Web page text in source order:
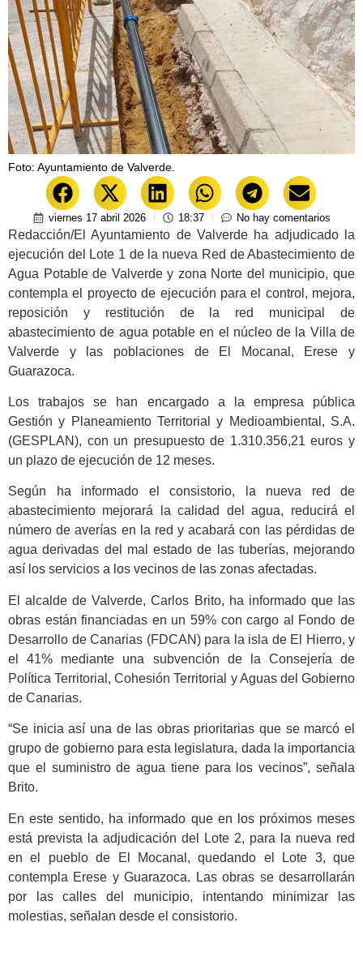
Foto: Ayuntamiento de Valverde.
viernes 17 abril 2026 18:37 No hay comentarios
Redacción/El Ayuntamiento de Valverde ha adjudicado la
ejecución del Lote 1 de la nueva Red de Abastecimiento de
Agua Potable de Valverde y zona Norte del municipio, que
contempla el proyecto de ejecución para el control, mejora,
reposición y restitución de la red municipal de
abastecimiento de agua potable en el núcleo de la Villa de
Valverde y las poblaciones de El Mocanal, Erese y
Guarazoca.
Los trabajos se han encargado a la empresa pública
Gestión y Planeamiento Territorial y Medioambiental, S.A.
(GESPLAN), con un presupuesto de 1.310.356,21 euros y
un plazo de ejecución de 12 meses.
Según ha informado el consistorio, la nueva red de
abastecimiento mejorará la calidad del agua, reducirá el
número de averías en la red y acabará con las pérdidas de
agua derivadas del mal estado de las tuberías, mejorando
así los servicios a los vecinos de las zonas afectadas.
El alcalde de Valverde, Carlos Brito, ha informado que las
obras están financiadas en un 59% con cargo al Fondo de
Desarrollo de Canarias (FDCAN) para la isla de El Hierro, y
el 41% mediante una subvención de la Consejería de
Política Territorial, Cohesión Territorial y Aguas del Gobierno
de Canarias.
“Se inicia así una de las obras prioritarias que se marcó el
grupo de gobierno para esta legislatura, dada la importancia
que el suministro de agua tiene para los vecinos”, señala
Brito.
En este sentido, ha informado que en los próximos meses
está prevista la adjudicación del Lote 2, para la nueva red
en el pueblo de El Mocanal, quedando el Lote 3, que
contempla Erese y Guarazoca. Las obras se desarrollarán
por las calles del municipio, intentando minimizar las
molestias, señalan desde el consistorio.